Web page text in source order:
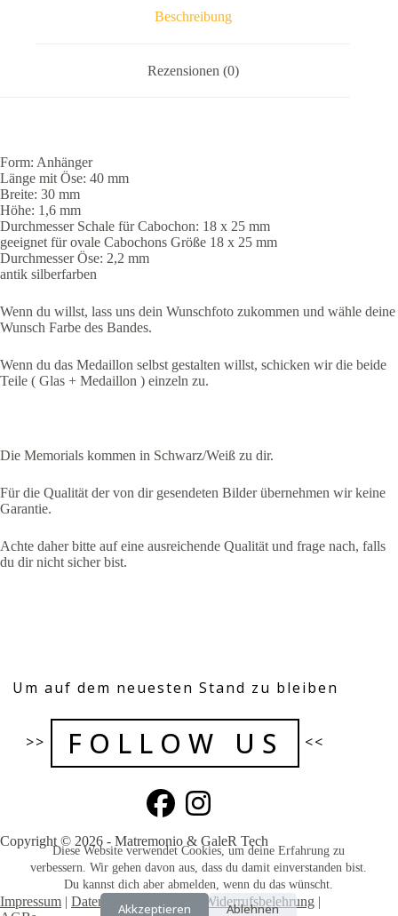
Diese Website verwendet Cookies, um deine Erfahrung zu
verbessern. Wir gehen davon aus, dass du damit einverstanden bist.
Du kannst dich aber abmelden, wenn du das wünscht.
Akkzeptieren Ablehnen
Beschreibung
Rezensionen (0)
Form: Anhänger
Länge mit Öse: 40 mm
Breite: 30 mm
Höhe: 1,6 mm
Durchmesser Schale für Cabochon: 18 x 25 mm
geeignet für ovale Cabochons Größe 18 x 25 mm
Durchmesser Öse: 2,2 mm
antik silberfarben
Wenn du willst, lass uns dein Wunschfoto zukommen und wähle deine
Wunsch Farbe des Bandes.
Wenn du das Medaillon selbst gestalten willst, schicken wir die beide
Teile ( Glas + Medaillon ) einzeln zu.
Die Memorials kommen in Schwarz/Weiß zu dir.
Für die Qualität der von dir gesendeten Bilder übernehmen wir keine
Garantie.
Achte daher bitte auf eine ausreichende Qualität und frage nach, falls
du dir nicht sicher bist.
Um auf dem neuesten Stand zu bleiben
>> FOLLOW US <<
Copyright © 2026 - Matremonio & GaleR Tech
Impressum | Datenschutzerklärung Widerrufsbelehrung |